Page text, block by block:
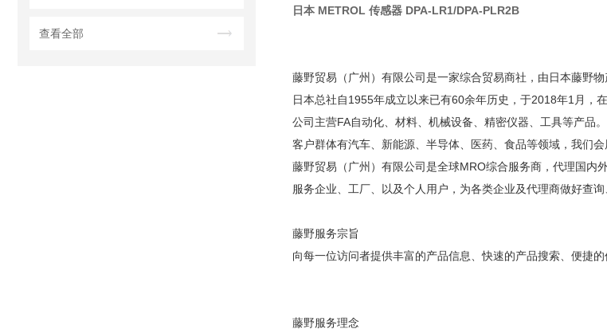
查看全部
日本 METROL 传感器 DPA-LR1/DPA-PLR2B
藤野贸易（广州）有限公司是一家综合贸易商社，由日本藤野物
日本总社自1955年成立以来已有60余年历史，于2018年1月，
公司主营FA自动化、材料、机械设备、精密仪器、工具等产品。
客户群体有汽车、新能源、半导体、医药、食品等领域，我们
藤野贸易（广州）有限公司是全球MRO综合服务商，代理国内
服务企业、工厂、以及个人用户，为各类企业及代理商做好查
藤野服务宗旨
向每一位访问者提供丰富的产品信息、快速的产品搜索、便捷
藤野服务理念